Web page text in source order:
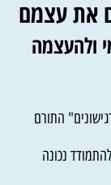
ולהעצמה
התורם
נכונה